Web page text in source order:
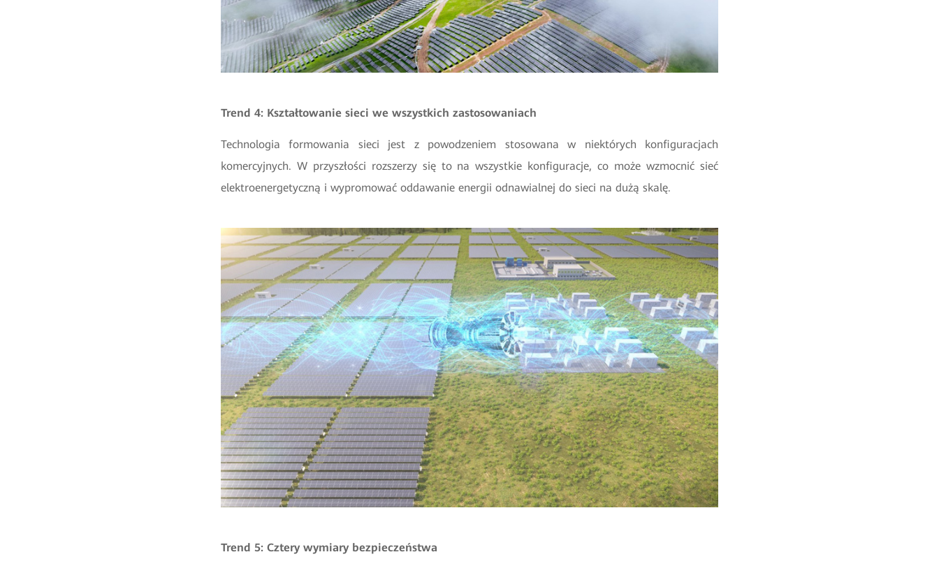
Trend 4: Kształtowanie sieci we wszystkich zastosowaniach
Technologia formowania sieci jest z powodzeniem stosowana w niektórych konfiguracjach
komercyjnych. W przyszłości rozszerzy się to na wszystkie konfiguracje, co może wzmocnić sieć
elektroenergetyczną i wypromować oddawanie energii odnawialnej do sieci na dużą skalę.
Trend 5: Cztery wymiary bezpieczeństwa